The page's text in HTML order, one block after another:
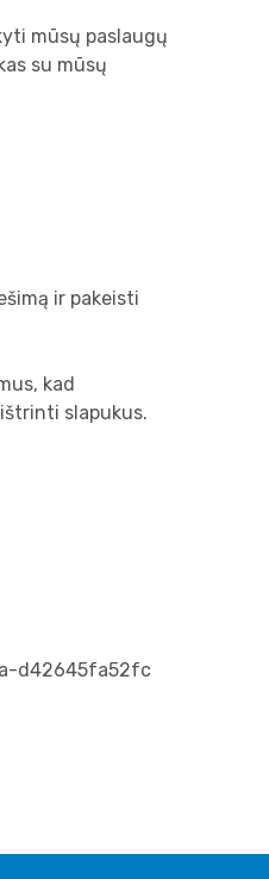
mūsų paslaugų
su mūsų
ir pakeisti
kad
slapukus.
d42645fa52fc